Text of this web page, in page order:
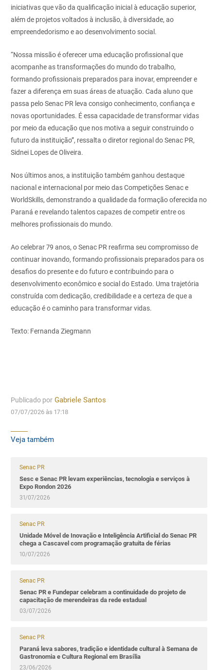
iniciativas que vão da qualificação inicial à educação superior,
além de projetos voltados à inclusão, à diversidade, ao
empreendedorismo e ao desenvolvimento social.
“Nossa missão é oferecer uma educação profissional que
acompanhe as transformações do mundo do trabalho,
formando profissionais preparados para inovar, empreender e
fazer a diferença em suas áreas de atuação. Cada aluno que
passa pelo Senac PR leva consigo conhecimento, confiança e
novas oportunidades. É essa capacidade de transformar vidas
por meio da educação que nos motiva a seguir construindo o
futuro da instituição”, ressalta o diretor regional do Senac PR,
Sidnei Lopes de Oliveira.
Nos últimos anos, a instituição também ganhou destaque
nacional e internacional por meio das Competições Senac e
WorldSkills, demonstrando a qualidade da formação oferecida no
Paraná e revelando talentos capazes de competir entre os
melhores profissionais do mundo.
Ao celebrar 79 anos, o Senac PR reafirma seu compromisso de
continuar inovando, formando profissionais preparados para os
desafios do presente e do futuro e contribuindo para o
desenvolvimento econômico e social do Estado. Uma trajetória
construída com dedicação, credibilidade e a certeza de que a
educação é o caminho para transformar vidas.
Texto: Fernanda Ziegmann
Publicado por Gabriele Santos
07/07/2026 às 17:18
Veja também
Senac PR
Sesc e Senac PR levam experiências, tecnologia e serviços à
Expo Rondon 2026
31/07/2026
Senac PR
Unidade Móvel de Inovação e Inteligência Artificial do Senac PR
chega a Cascavel com programação gratuita de férias
10/07/2026
Senac PR
Senac PR e Fundepar celebram a continuidade do projeto de
capacitação de merendeiras da rede estadual
03/07/2026
Senac PR
Paraná leva sabores, tradição e identidade cultural à Semana de
Gastronomia e Cultura Regional em Brasília
23/06/2026